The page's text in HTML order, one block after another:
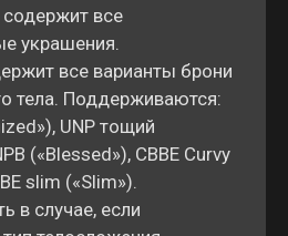
все
украшения.
все варианты брони
тела. Поддерживаются:
UNP тощий
(«Blessed»), CBBE Curvy
slim («Slim»).
в случае, если